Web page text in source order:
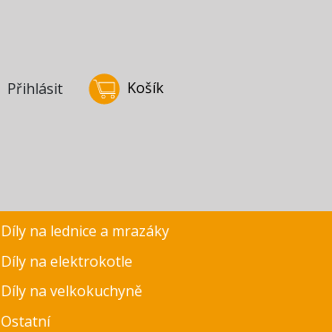
Přihlásit Košík
Díly na lednice a mrazáky
Díly na elektrokotle
Díly na velkokuchyně
Ostatní